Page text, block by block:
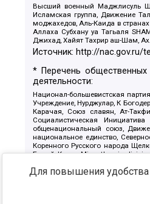
Высший военный Маджлисуль
Исламская группа, Движение
моджахедов, Аль-Каида в
Аллаха Субхану уа Тагьаля
Джихад, Хайят Тахрир аш-Шам,
Источник: http://nac.gov.ru/
* Перечень
деятельности:
Национал-большевистская
Учреждение, Нурджулар, К
Карачая, Союз славян, Ат-
Социалистическая
общенациональный союз,
национальное единство,
Коренного Русского народа
Белый Крест, Misanthropic
Артподготовка, Штольц, В честь
Крю, Союз Славянских Сил
Патриотический клуб-
Для повышения